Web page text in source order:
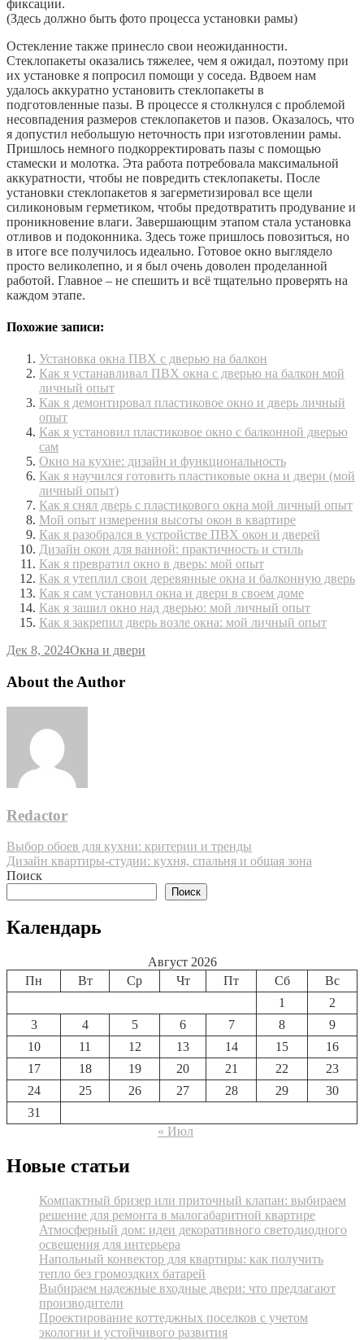
фиксации.
(Здесь должно быть фото процесса установки рамы)
Остекление также принесло свои неожиданности.
Стеклопакеты оказались тяжелее, чем я ожидал, поэтому при
их установке я попросил помощи у соседа. Вдвоем нам
удалось аккуратно установить стеклопакеты в
подготовленные пазы. В процессе я столкнулся с проблемой
несовпадения размеров стеклопакетов и пазов. Оказалось, что
я допустил небольшую неточность при изготовлении рамы.
Пришлось немного подкорректировать пазы с помощью
стамески и молотка. Эта работа потребовала максимальной
аккуратности, чтобы не повредить стеклопакеты. После
установки стеклопакетов я загерметизировал все щели
силиконовым герметиком, чтобы предотвратить продувание и
проникновение влаги. Завершающим этапом стала установка
отливов и подоконника. Здесь тоже пришлось повозиться, но
в итоге все получилось идеально. Готовое окно выглядело
просто великолепно, и я был очень доволен проделанной
работой. Главное – не спешить и всё тщательно проверять на
каждом этапе.
Похожие записи:
Установка окна ПВХ с дверью на балкон
Как я устанавливал ПВХ окна с дверью на балкон мой
личный опыт
Как я демонтировал пластиковое окно и дверь личный
опыт
Как я установил пластиковое окно с балконной дверью
сам
Окно на кухне: дизайн и функциональность
Как я научился готовить пластиковые окна и двери (мой
личный опыт)
Как я снял дверь с пластикового окна мой личный опыт
Мой опыт измерения высоты окон в квартире
Как я разобрался в устройстве ПВХ окон и дверей
Дизайн окон для ванной: практичность и стиль
Как я превратил окно в дверь: мой опыт
Как я утеплил свои деревянные окна и балконную дверь
Как я сам установил окна и двери в своем доме
Как я зашил окно над дверью: мой личный опыт
Как я закрепил дверь возле окна: мой личный опыт
Дек 8, 2024Окна и двери
About the Author
Redactor
Навигация
по
Выбор обоев для кухни: критерии и тренды
Дизайн квартиры-студии: кухня, спальня и общая зона
Поиск
Поиск
Календарь
Август 2026
Пн
Вт Ср Чт Пт Сб
Вс
1
2
3
4 5 6 7 8
9
10
11 12 13 14 15
16
17
18 19 20 21 22
23
24
25 26 27 28 29
30
31
« Июл
Новые статьи
Компактный бризер или приточный клапан: выбираем
решение для ремонта в малогабаритной квартире
Атмосферный дом: идеи декоративного светодиодного
освещения для интерьера
Напольный конвектор для квартиры: как получить
тепло без громоздких батарей
Выбираем надежные входные двери: что предлагают
производители
Проектирование коттеджных поселков с учетом
экологии и устойчивого развития